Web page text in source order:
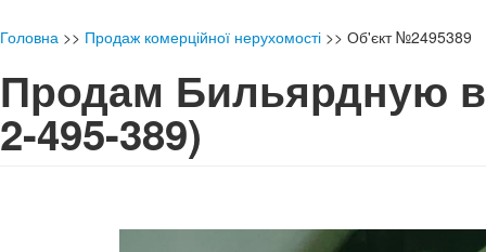
Головна >> Продаж комерційної нерухомості >> Об'єкт №2495389
Продам Бильярдную
2-495-389)